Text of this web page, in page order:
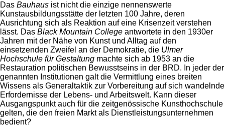
Das Bauhaus ist nicht die einzige nennenswerte
Kunstausbildungsstätte der letzten 100 Jahre, deren
Ausrichtung sich als Reaktion auf eine Krisenzeit verstehen
lässt. Das Black Mountain College antwortete in den 1930er
Jahren mit der Nähe von Kunst und Alltag auf den
einsetzenden Zweifel an der Demokratie, die Ulmer
Hochschule für Gestaltung machte sich ab 1953 an die
Restauration politischen Bewusstseins in der BRD. In jeder der
genannten Institutionen galt die Vermittlung eines breiten
Wissens als Generaltaktik zur Vorbereitung auf sich wandelnde
Erfordernisse der Lebens- und Arbeitswelt. Kann dieser
Ausgangspunkt auch für die zeitgenössische Kunsthochschule
gelten, die den freien Markt als Dienstleistungsunternehmen
bedient?